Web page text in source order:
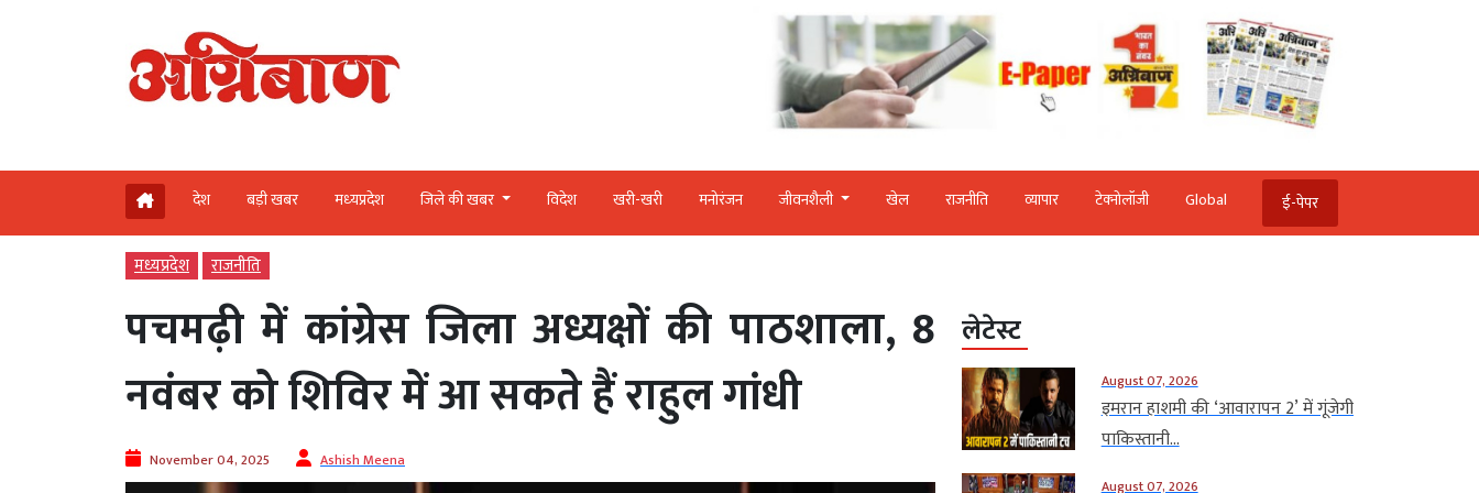
देश बड़ी खबर मध्‍यप्रदेश जिले की खबर विदेश खरी-खरी मनोरंजन जीवनशैली खेल राजनीति व्‍यापार टेक्‍नोलॉजी Global ई-पेपर
मध्‍यप्रदेश राजनीति
पचमढ़ी में कांग्रेस जिला अध्यक्षों की पाठशाला, 8
नवंबर को शिविर में आ सकते हैं राहुल गांधी
November 04, 2025 Ashish Meena
लेटेस्ट
August 07, 2026
इमरान हाशमी की ‘आवारापन 2’ में गूंजेगी
पाकिस्तानी...
August 07, 2026